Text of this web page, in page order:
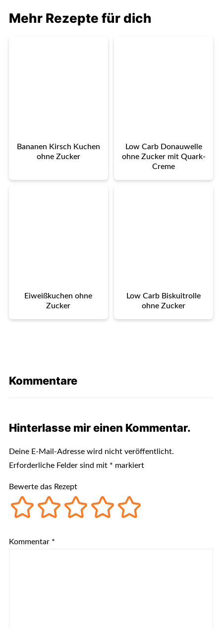
Mehr Rezepte für dich
Bananen Kirsch Kuchen
ohne Zucker
Low Carb Donauwelle
ohne Zucker mit Quark-
Creme
Eiweißkuchen ohne
Zucker
Low Carb Biskuitrolle
ohne Zucker
Kommentare
Hinterlasse mir einen Kommentar.
Deine E-Mail-Adresse wird nicht veröffentlicht.
Erforderliche Felder sind mit * markiert
Bewerte das Rezept
Kommentar *